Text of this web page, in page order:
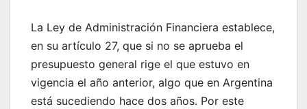
La Ley de Administración Financiera establece,
en su artículo 27, que si no se aprueba el
presupuesto general rige el que estuvo en
vigencia el año anterior, algo que en Argentina
está sucediendo hace dos años. Por este